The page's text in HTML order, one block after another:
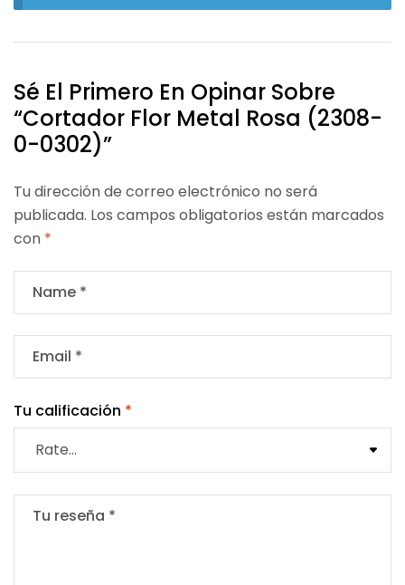
Sé El Primero En Opinar Sobre
“Cortador Flor Metal Rosa (2308-
0-0302)”
Tu dirección de correo electrónico no será
publicada. Los campos obligatorios están marcados
con *
Tu calificación *